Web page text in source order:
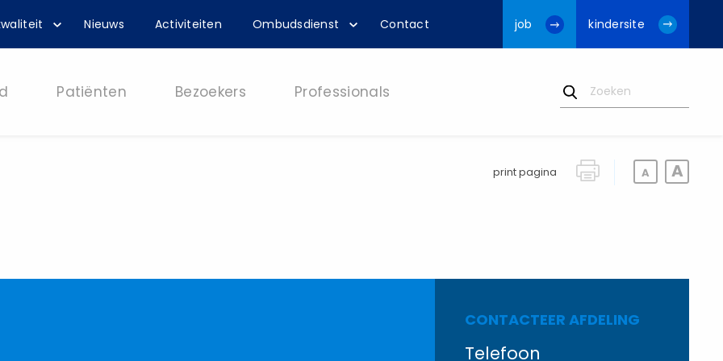
Nieuws Activiteiten Ombudsdienst Contact job kindersite
Patiënten Bezoekers Professionals
print pagina
CONTACTEER AFDELING
Telefoon